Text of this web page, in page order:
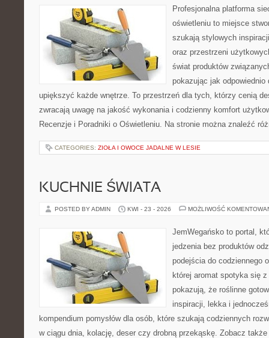
Profesjonalna platforma
oświetleniu to miejsce
szukają stylowych
oraz przestrzeni
świat produktów
pokazując jak odpowiednio
upiększyć każde wnętrze. To przestrzeń dla tych, którzy cenią
zwracają uwagę na jakość wykonania i codzienny komfort
Recenzje i Poradniki o Oświetleniu. Na stronie można znaleźć
CATEGORIES: ZIOŁA I OWOCE JADALNE W LESIE
KUCHNIE ŚWIATA
POSTED BY ADMIN KWI - 23 - 2026 MOŻLIWOŚĆ
JemWegańsko to portal,
jedzenia bez produktów
podejścia do codziennego
której aromat spotyka się
pokazują, że roślinne
inspiracji, lekka i
kompendium pomysłów dla osób, które szukają codziennych
w ciągu dnia, kolację, deser czy drobną przekąskę. Zobacz